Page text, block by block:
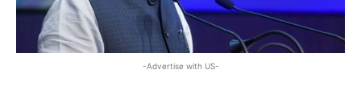
-Advertise with US-